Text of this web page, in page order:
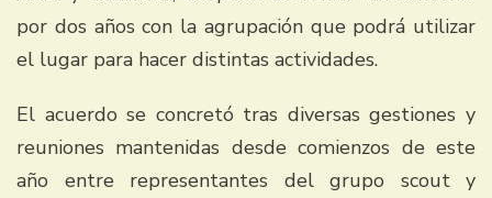
por dos años con la agrupación que podrá utilizar
el lugar para hacer distintas actividades.
El acuerdo se concretó tras diversas gestiones y
reuniones mantenidas desde comienzos de este
año entre representantes del grupo scout y